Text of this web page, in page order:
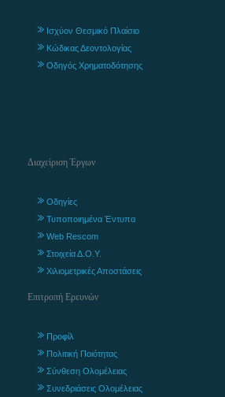
Ισχύον Θεσμικό Πλαίσιο
Κώδικας Δεοντολογίας
Οδηγός Χρηματοδότησης
Διαχείριση Έργων
Οδηγίες
Τυποποιημένα Έντυπα
Web Rescom
Στοιχεία Δ.Ο.Υ.
Χιλιομετρικές Αποστάσεις
Επιτροπή Ερευνών
Προφίλ
Πολιτική Ποιότητας
Σύνθεση Ολομέλειας
Συνεδριάσεις Ολομέλειας